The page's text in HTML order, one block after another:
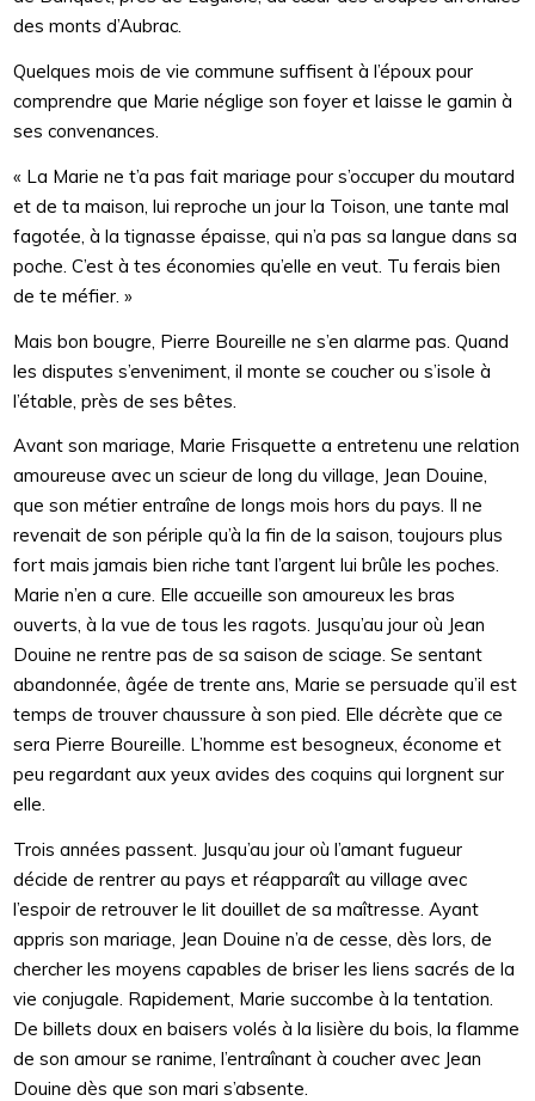
des monts d’Aubrac.
Quelques mois de vie commune suffisent à l’époux pour
comprendre que Marie néglige son foyer et laisse le gamin à
ses convenances.
« La Marie ne t’a pas fait mariage pour s’occuper du moutard
et de ta maison, lui reproche un jour la Toison, une tante mal
fagotée, à la tignasse épaisse, qui n’a pas sa langue dans sa
poche. C’est à tes économies qu’elle en veut. Tu ferais bien
de te méfier. »
Mais bon bougre, Pierre Boureille ne s’en alarme pas. Quand
les disputes s’enveniment, il monte se coucher ou s’isole à
l’étable, près de ses bêtes.
Avant son mariage, Marie Frisquette a entretenu une relation
amoureuse avec un scieur de long du village, Jean Douine,
que son métier entraîne de longs mois hors du pays. Il ne
revenait de son périple qu’à la fin de la saison, toujours plus
fort mais jamais bien riche tant l’argent lui brûle les poches.
Marie n’en a cure. Elle accueille son amoureux les bras
ouverts, à la vue de tous les ragots. Jusqu’au jour où Jean
Douine ne rentre pas de sa saison de sciage. Se sentant
abandonnée, âgée de trente ans, Marie se persuade qu’il est
temps de trouver chaussure à son pied. Elle décrète que ce
sera Pierre Boureille. L’homme est besogneux, économe et
peu regardant aux yeux avides des coquins qui lorgnent sur
elle.
Trois années passent. Jusqu’au jour où l’amant fugueur
décide de rentrer au pays et réapparaît au village avec
l’espoir de retrouver le lit douillet de sa maîtresse. Ayant
appris son mariage, Jean Douine n’a de cesse, dès lors, de
chercher les moyens capables de briser les liens sacrés de la
vie conjugale. Rapidement, Marie succombe à la tentation.
De billets doux en baisers volés à la lisière du bois, la flamme
de son amour se ranime, l’entraînant à coucher avec Jean
Douine dès que son mari s’absente.